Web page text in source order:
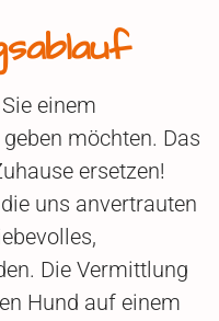
einem
möchten. Das
ersetzen!
uns anvertrauten
Die Vermittlung
Hund auf einem